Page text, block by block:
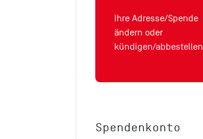
Ihre Adresse/Spende
ändern oder
kündigen/abbestellen
Spendenkonto